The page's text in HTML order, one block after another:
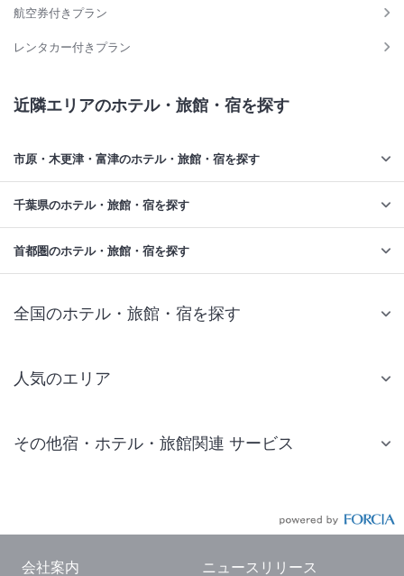
航空券付きプラン
レンタカー付きプラン
近隣エリアのホテル・旅館・宿を探す
市原・木更津・富津のホテル・旅館・宿を探す
千葉県のホテル・旅館・宿を探す
首都圏のホテル・旅館・宿を探す
全国のホテル・旅館・宿を探す
人気のエリア
仙台 ホテル
東京ドーム ホテル
その他宿・ホテル・旅館関連 サービス
会社案内 ニュースリリース